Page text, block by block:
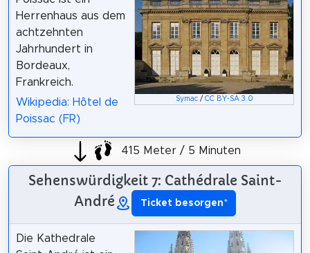
Symac/ CC BY-SA 3.0
Herrenhaus aus dem
achtzehnten
Jahrhundert in
Bordeaux,
Frankreich.
Wikipedia: Hôtel de
Poissac (FR)
415 Meter / 5 Minuten
Sehenswürdigkeit 7: Cathédrale Saint-
André
Ticket besorgen*
Die Kathedrale